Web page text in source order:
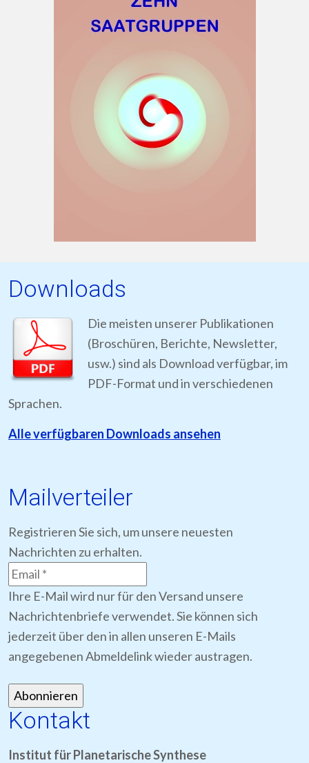
Downloads
Die meisten unserer Publikationen
(Broschüren, Berichte, Newsletter,
usw.) sind als Download verfügbar, im
PDF-Format und in verschiedenen
Sprachen.
Alle verfügbaren Downloads ansehen
Mailverteiler
Registrieren Sie sich, um unsere neuesten
Nachrichten zu erhalten.
Ihre E-Mail wird nur für den Versand unsere
Nachrichtenbriefe verwendet. Sie können sich
jederzeit über den in allen unseren E-Mails
angegebenen Abmeldelink wieder austragen.
Kontakt
Institut für Planetarische Synthese